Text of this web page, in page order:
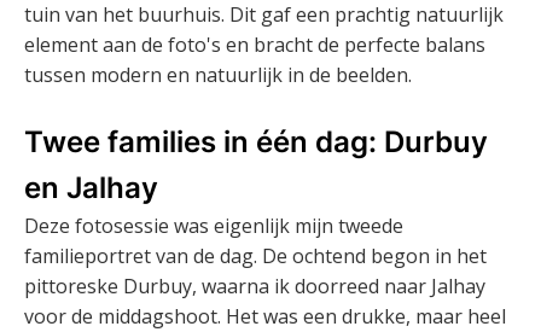
tuin van het buurhuis. Dit gaf een prachtig natuurlijk
element aan de foto's en bracht de perfecte balans
tussen modern en natuurlijk in de beelden.
Twee families in één dag: Durbuy
en Jalhay
Deze fotosessie was eigenlijk mijn tweede
familieportret van de dag. De ochtend begon in het
pittoreske Durbuy, waarna ik doorreed naar Jalhay
voor de middagshoot. Het was een drukke, maar heel